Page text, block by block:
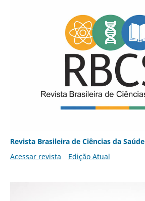
Revista Brasileira de Ciências da Saúde
Acessar revista
Edição Atual